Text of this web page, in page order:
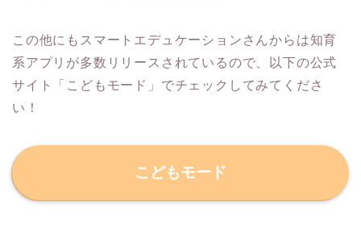
この他にもスマートエデュケーションさんからは知育
系アプリが多数リリースされているので、以下の公式
サイト「こどもモード」でチェックしてみてくださ
い！
こどもモード